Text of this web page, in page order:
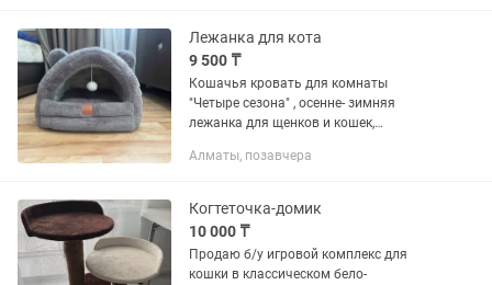
Лежанка для кота
9 500 ₸
Кошачья кровать для комнаты
"Четыре сезона" , осенне- зимняя
лежанка для щенков и кошек,
коврик для сна домашних животных,
отличном...
Алматы, позавчера
Когтеточка-домик
10 000 ₸
Продаю б/у игровой комплекс для
кошки в классическом бело-